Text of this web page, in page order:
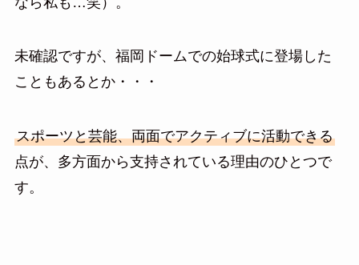
未確認ですが、福岡ドームでの始球式に登場した
こともあるとか・・・
スポーツと芸能、両面でアクティブに活動できる
点が、多方面から支持されている理由のひとつで
す。